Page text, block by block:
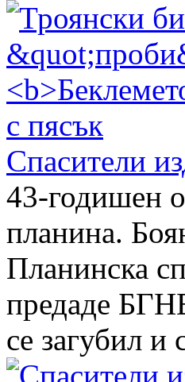
Спасители
43-годишен
планина.
Планинска
предаде
се загубил и